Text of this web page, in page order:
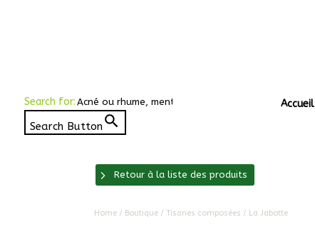
Search for:
Search Button
Accueil
Retour à la liste des produits
Home / Boutique / Tisanes composées / La Jabotte